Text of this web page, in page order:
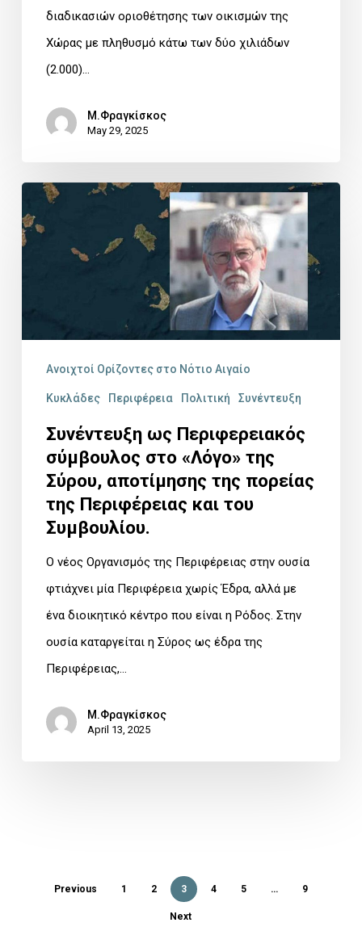
διαδικασιών οριοθέτησης των οικισμών της
Χώρας με πληθυσμό κάτω των δύο χιλιάδων
(2.000)…
Μ.Φραγκίσκος
May 29, 2025
Συνέντευξη
ως
Περιφερειακός
πορείας
Περιφέρειας
Συμβουλίου.
Ανοιχτοί Ορίζοντες στο Νότιο Αιγαίο
Κυκλάδες Περιφέρεια Πολιτική Συνέντευξη
Συνέντευξη ως Περιφερειακός
σύμβουλος στο «Λόγο» της
Σύρου, αποτίμησης της πορείας
της Περιφέρειας και του
Συμβουλίου.
Ο νέος Οργανισμός της Περιφέρειας στην ουσία
φτιάχνει μία Περιφέρεια χωρίς Έδρα, αλλά με
ένα διοικητικό κέντρο που είναι η Ρόδος. Στην
ουσία καταργείται η Σύρος ως έδρα της
Περιφέρειας,…
Μ.Φραγκίσκος
April 13, 2025
Previous 1 2 3 4 5 … 9
Next